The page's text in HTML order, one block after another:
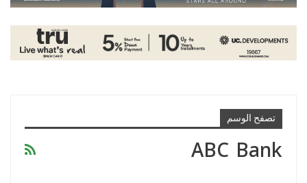
تصفح الوسم
ABC Bank